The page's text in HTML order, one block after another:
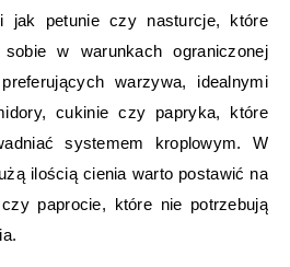
jak petunie czy nasturcje, które
w warunkach ograniczonej
warzywa, idealnymi
cukinie czy papryka, które
systemem kroplowym. W
ilością cienia warto postawić na
paprocie, które nie potrzebują